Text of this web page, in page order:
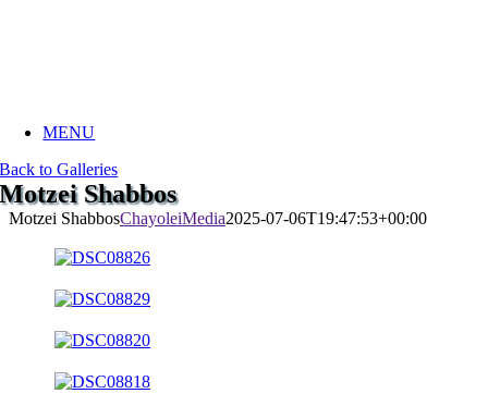
MENU
Back to Galleries
Motzei Shabbos
Motzei ShabbosChayoleiMedia2025-07-06T19:47:53+00:00